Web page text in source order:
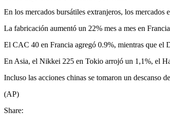
En los mercados bursátiles extranjeros, los mercados
La fabricación aumentó un 22% mes a mes en
El CAC 40 en Francia agregó 0.9%, mientras que
En Asia, el Nikkei 225 en Tokio arrojó un 1,1%, el
Incluso las acciones chinas se tomaron un descanso
(AP)
Share: